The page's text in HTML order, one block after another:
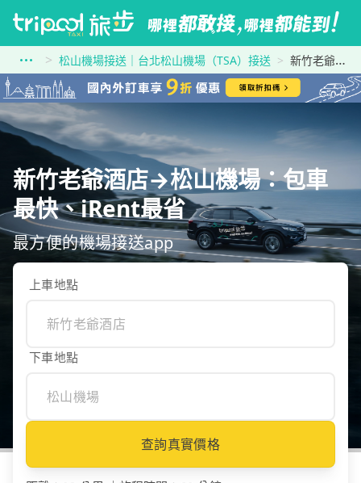
松山機場接送｜台北松山機場（TSA）接送 新竹老爺酒店到松山機場
新竹老爺酒店→松山機場：包車
最快、iRent最省
最方便的機場接送app
上車地點
下車地點
查詢真實價格